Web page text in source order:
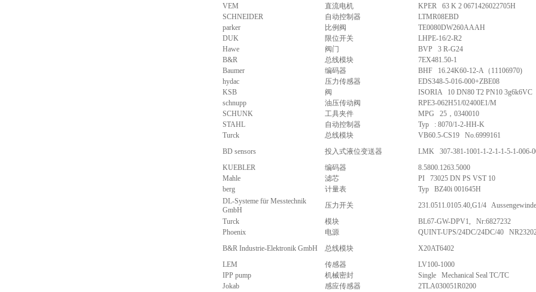
VEM
直流电机
KPER 63 K 2 0671426022705H
SCHNEIDER
自动控制器
LTMR08EBD
parker
比例阀
TE0080DW260AAAH
DUK
限位开关
LHPE-16/2-R2
Hawe
阀门
BVP 3 R-G24
B&R
总线模块
7EX481.50-1
Baumer
编码器
BHF 16.24K60-12-A（11106970)
hydac
压力传感器
EDS348-5-016-000+ZBE08
KSB
阀
ISORIA 10 DN80 T2 PN10 3g6k6VC
schnupp
油压传动阀
RPE3-062H51/02400E1/M
SCHUNK
工具夹件
MPG 25，0340010
STAHL
自动控制器
Typ : 8070/1-2-HH-K
Turck
总线模块
VB60.5-CS19 No.6999161
BD sensors
投入式液位变送器
LMK 307-381-1001-1-2-1-1-5-1-006-
KUEBLER
编码器
8.5800.1263.5000
Mahle
滤芯
PI 73025 DN PS VST 10
berg
计量表
Typ BZ40i 001645H
DL-Systeme für Messtechnik
GmbH
压力开关
231.0511.0105.40,G1/4 Aussengewinde
Turck
模块
BL67-GW-DPV1, Nr:6827232
Phoenix
电源
QUINT-UPS/24DC/24DC/40
B&R Industrie-Elektronik GmbH
总线模块
X20AT6402
LEM
传感器
LV100-1000
IPP pump
机械密封
Single Mechanical Seal TC/TC
Jokab
感应传感器
2TLA030051R0200